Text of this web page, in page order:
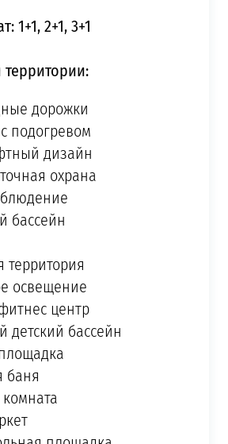
1+1, 2+1, 3+1
дорожки
подогревом
дизайн
охрана
бассейн
территория
освещение
центр
детский бассейн
баня